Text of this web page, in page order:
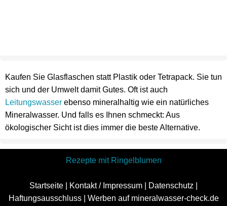
Kaufen Sie Glasflaschen statt Plastik oder Tetrapack. Sie tun
sich und der Umwelt damit Gutes. Oft ist auch
Leitungswasser ebenso mineralhaltig wie ein natürliches
Mineralwasser. Und falls es Ihnen schmeckt: Aus
ökologischer Sicht ist dies immer die beste Alternative.
Rezepte mit Ringelblumen
Startseite Kontakt / Impressum Datenschutz
Haftungsausschluss| Werben auf mineralwasser-check.de